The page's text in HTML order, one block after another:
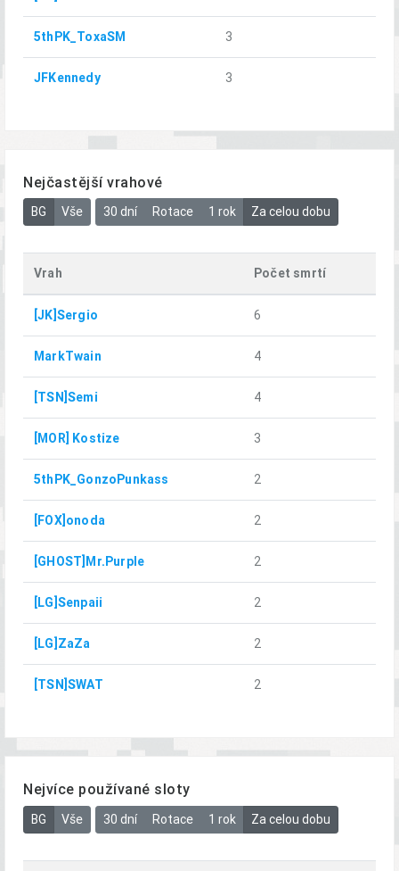
5thPK_ToxaSM 3
JFKennedy 3
Nejčastější vrahové
BG Vše 30 dní Rotace 1 rok Za celou dobu
Vrah Počet smrtí
[JK]Sergio 6
MarkTwain 4
[TSN]Semi 4
[MOR] Kostize 3
5thPK_GonzoPunkass 2
[FOX]onoda 2
[GHOST]Mr.Purple 2
[LG]Senpaii 2
[LG]ZaZa 2
[TSN]SWAT 2
Nejvíce používané sloty
BG Vše 30 dní Rotace 1 rok Za celou dobu